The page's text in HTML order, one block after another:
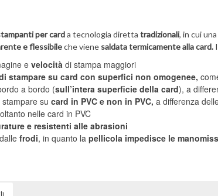
per carda tecnologia diretta tradizionali, in cui
e flessibileche viene saldata termicamente alla card.
evelocità di stampa maggiori
stampare su card con superfici non omogenee,
a bordo (sull’intera superficie della card), a
su card in PVC e non in PVC, a differenza
nelle card in PVC
e resistenti alle abrasioni
dalle frodi, in quanto la pellicola impedisce le